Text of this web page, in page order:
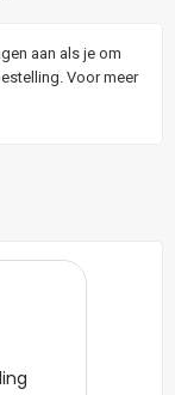
aan als je om
Voor meer